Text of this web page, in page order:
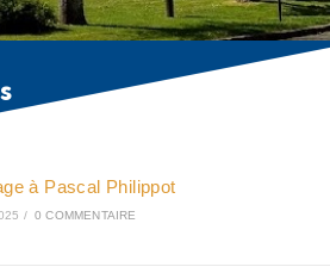
à Pascal Philippot
/ 0 COMMENTAIRE